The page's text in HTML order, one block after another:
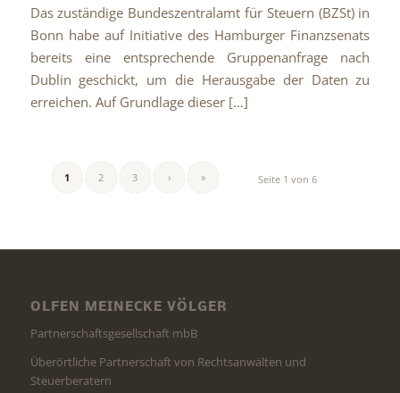
Das zuständige Bundeszentralamt für Steuern (BZSt) in
Bonn habe auf Initiative des Hamburger Finanzsenats
bereits eine entsprechende Gruppenanfrage nach
Dublin geschickt, um die Herausgabe der Daten zu
erreichen. Auf Grundlage dieser […]
Seite 1 von 6
1 2 3 › »
OLFEN MEINECKE VÖLGER
Partnerschaftsgesellschaft mbB
Überörtliche Partnerschaft von Rechtsanwälten und
Steuerberatern